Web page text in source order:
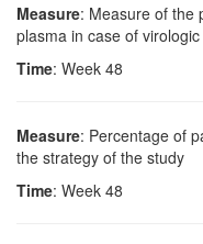
Measure: Measure of the
plasma in case of
Time: Week 48
Measure: Percentage of
the strategy of the study
Time: Week 48